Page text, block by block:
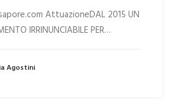
AttuazioneDAL 2015 UN
IRRINUNCIABILE PER…
Agostini